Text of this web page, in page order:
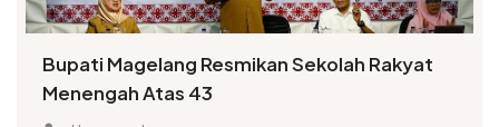
Bupati Magelang Resmikan Sekolah Rakyat
Menengah Atas 43